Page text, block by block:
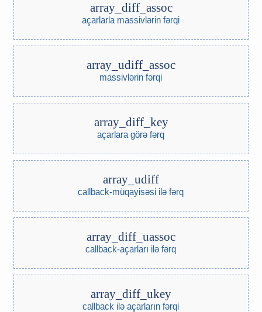
array_diff_assoc
açarlarla massivlərin fərqi
array_udiff_assoc
massivlərin fərqi
array_diff_key
açarlara görə fərq
array_udiff
callback-müqayisəsi ilə fərq
array_diff_uassoc
callback-açarları ilə fərq
array_diff_ukey
callback ilə açarların fərqi